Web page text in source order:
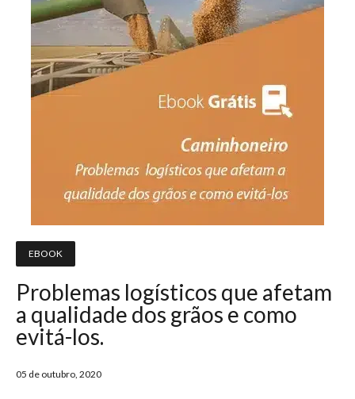
EBOOK
Problemas logísticos que afetam
a qualidade dos grãos e como
evitá-los.
05 de outubro, 2020